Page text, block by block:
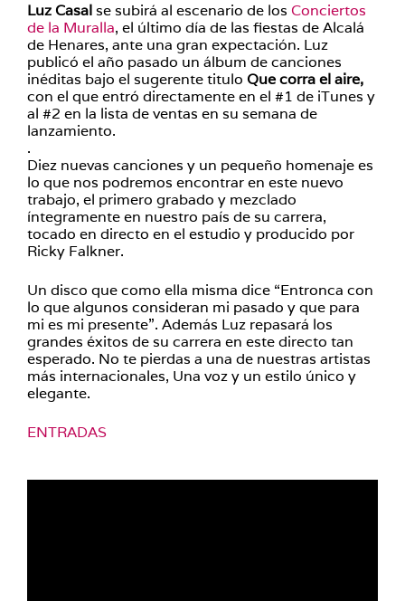
Luz Casalse subirá al escenario de los Conciertos
de la Muralla, el último día de las fiestas de Alcalá
de Henares, ante una gran expectación. Luz
publicó el año pasado un álbum de canciones
inéditas bajo el sugerente titulo Que corra el aire,
con el que entró directamente en el #1 de iTunes y
al #2 en la lista de ventas en su semana de
lanzamiento.
.
Diez nuevas canciones y un pequeño homenaje es
lo que nos podremos encontrar en este nuevo
trabajo, el primero grabado y mezclado
íntegramente en nuestro país de su carrera,
tocado en directo en el estudio y producido por
Ricky Falkner.
Un disco que como ella misma dice “Entronca con
lo que algunos consideran mi pasado y que para
mi es mi presente”. Además Luz repasará los
grandes éxitos de su carrera en este directo tan
esperado. No te pierdas a una de nuestras artistas
más internacionales, Una voz y un estilo único y
elegante.
ENTRADAS